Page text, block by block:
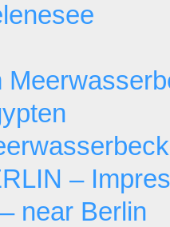
–
near Berlin